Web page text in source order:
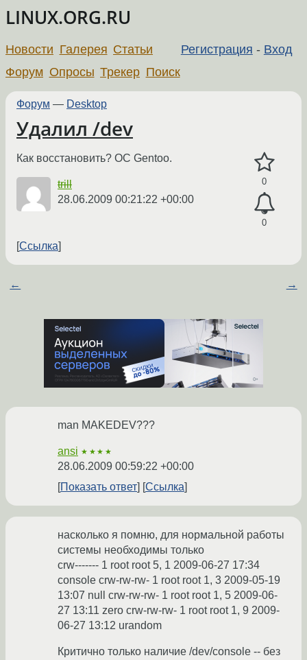
LINUX.ORG.RU
Регистрация - Вход
Новости Галерея Статьи
Форум Опросы Трекер Поиск
Форум — Desktop
Удалил /dev
0
0
Как восстановить? ОС Gentoo.
trill
28.06.2009 00:21:22 +00:00
Ссылка
← →
man MAKEDEV???
ansi ★★★★
28.06.2009 00:59:22 +00:00
Показать ответ
Ссылка
насколько я помню, для нормальной работы
системы необходимы только
crw------- 1 root root 5, 1 2009-06-27 17:34
console crw-rw-rw- 1 root root 1, 3 2009-05-19
13:07 null crw-rw-rw- 1 root root 1, 5 2009-06-
27 13:11 zero crw-rw-rw- 1 root root 1, 9 2009-
06-27 13:12 urandom
Критично только наличие /dev/console -- без